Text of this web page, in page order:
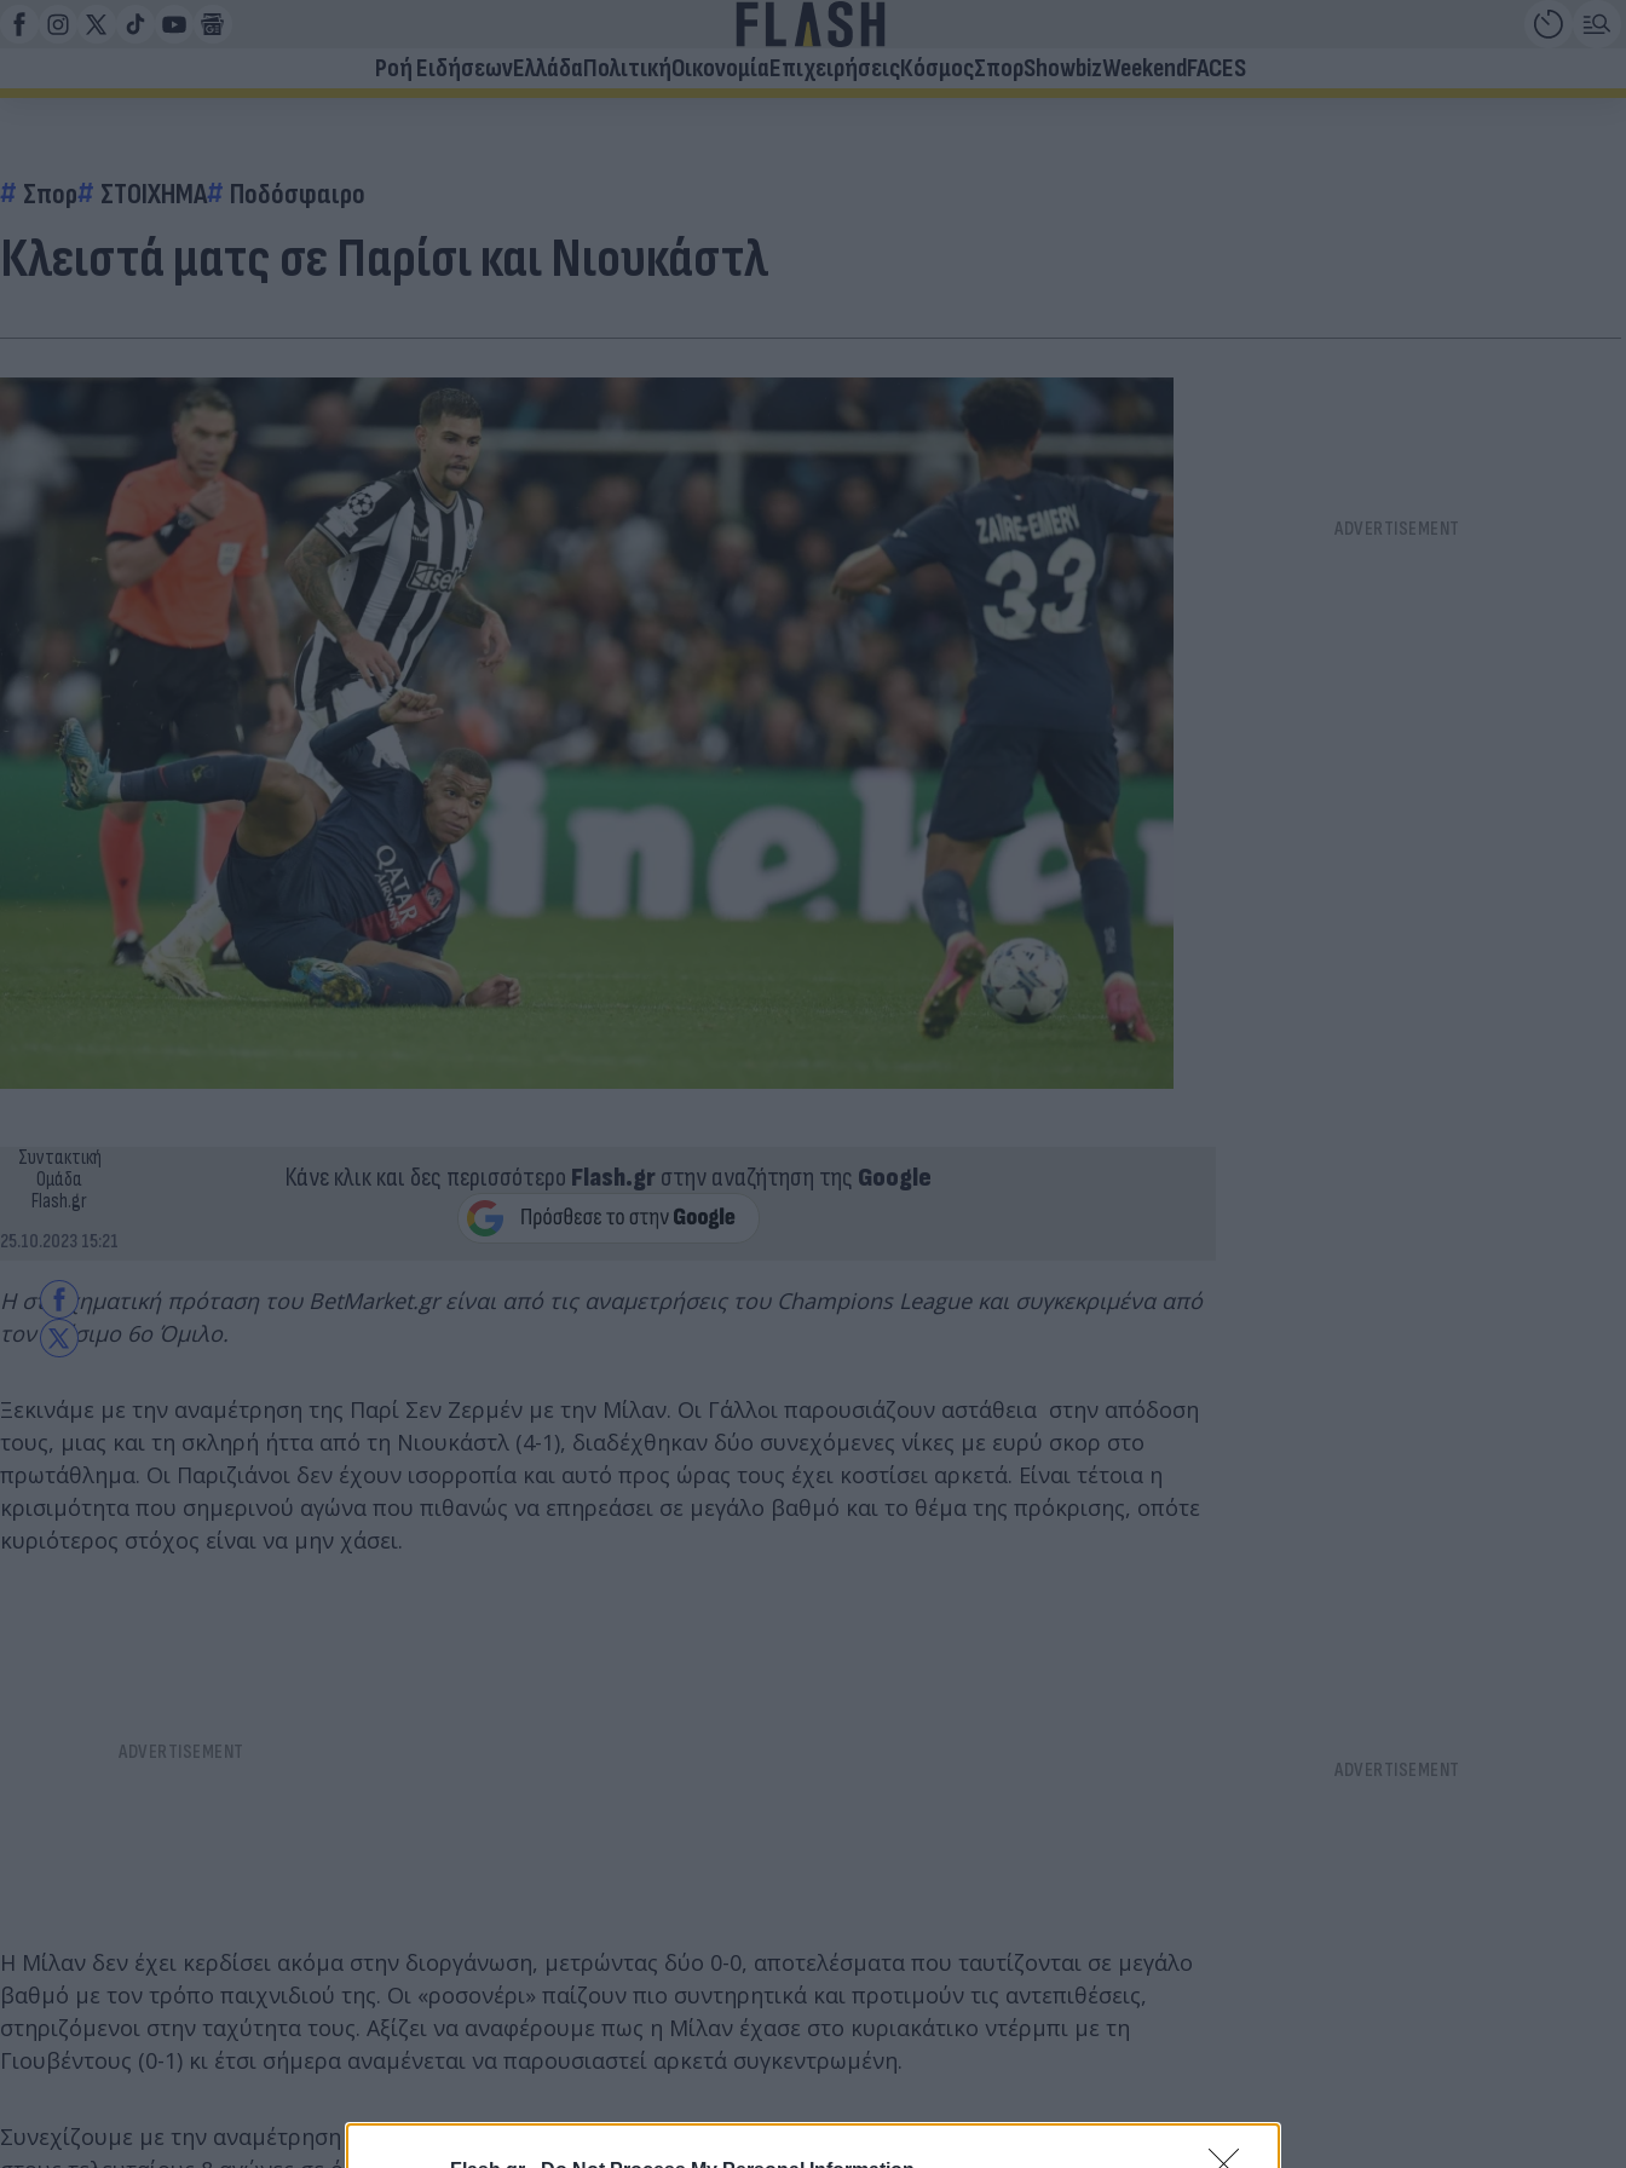
Ροή ΕιδήσεωνΕλλάδαΠολιτικήΟικονομίαΕπιχειρήσειςΚόσμοςΣπορShowbizWeekendFACES
Σπορ ΣΤΟΙΧΗΜΑ Ποδόσφαιρο
Κλειστά ματς σε Παρίσι και Νιουκάστλ
Συντακτική
Ομάδα
Flash.gr
25.10.2023 15:21
Κάνε κλικ και δες περισσότερο Flash.grστην αναζήτηση της Google
Η στοιχηματική πρόταση του BetMarket.gr είναι από τις αναμετρήσεις του Champions League και συγκεκριμένα από
τον κρίσιμο 6ο Όμιλο.
Ξεκινάμε με την αναμέτρηση της Παρί Σεν Ζερμέν με την Μίλαν. Οι Γάλλοι παρουσιάζουν αστάθεια στην απόδοση
τους, μιας και τη σκληρή ήττα από τη Νιουκάστλ (4-1), διαδέχθηκαν δύο συνεχόμενες νίκες με ευρύ σκορ στο
πρωτάθλημα. Οι Παριζιάνοι δεν έχουν ισορροπία και αυτό προς ώρας τους έχει κοστίσει αρκετά. Είναι τέτοια η
κρισιμότητα που σημερινού αγώνα που πιθανώς να επηρεάσει σε μεγάλο βαθμό και το θέμα της πρόκρισης, οπότε
κυριότερος στόχος είναι να μην χάσει.
Η Μίλαν δεν έχει κερδίσει ακόμα στην διοργάνωση, μετρώντας δύο 0-0, αποτελέσματα που ταυτίζονται σε μεγάλο
βαθμό με τον τρόπο παιχνιδιού της. Οι «ροσονέρι» παίζουν πιο συντηρητικά και προτιμούν τις αντεπιθέσεις,
στηριζόμενοι στην ταχύτητα τους. Αξίζει να αναφέρουμε πως η Μίλαν έχασε στο κυριακάτικο ντέρμπι με τη
Γιουβέντους (0-1) κι έτσι σήμερα αναμένεται να παρουσιαστεί αρκετά συγκεντρωμένη.
Συνεχίζουμε με την αναμέτρηση της Νιουκάστλ με την Ντόρτμουντ. Οι γηπεδούχοι τρέχουν ένα αήττητο σερί